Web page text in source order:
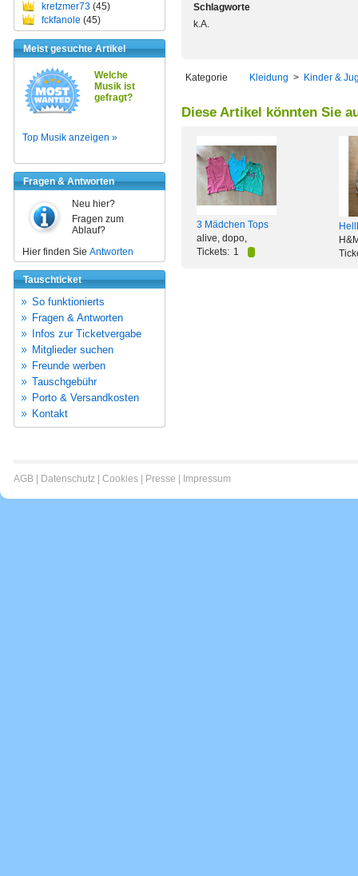
kretzmer73 (45)
fckfanole (45)
Meist gesuchte Artikel
Welche
Musik ist
gefragt?
Top Musik anzeigen »
Fragen & Antworten
Neu hier?
Fragen zum
Ablauf?
Hier finden Sie Antworten
Tauschticket
So funktionierts
Fragen & Antworten
Infos zur Ticketvergabe
Mitglieder suchen
Freunde werben
Tauschgebühr
Porto & Versandkosten
Kontakt
Schlagworte
k.A.
Kategorie Kleidung > Kinder &
Diese Artikel könnten Sie
3 Mädchen Tops
alive, dopo,
Tickets: 1
AGB Datenschutz Cookies Presse Impressum